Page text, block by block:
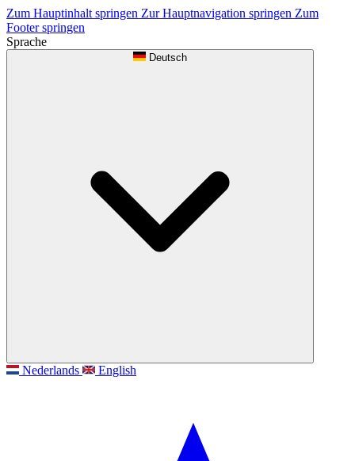
Zum Hauptinhalt springen Zur Hauptnavigation springen Zum
Footer springen
Sprache
Deutsch
Nederlands English